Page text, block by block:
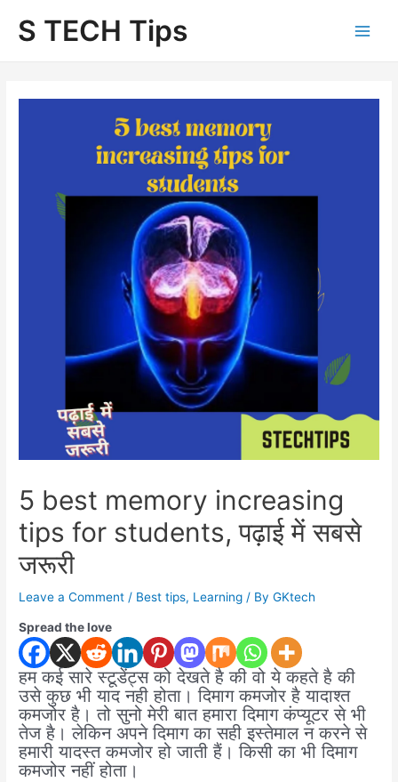
contentS TECH Tips
5 best memory increasing
tips for students, पढ़ाई में सबसे
जरूरी
Leave a Comment / Best tips, Learning / ByGKtech
Spread the love
हम कई सारे स्टूडेंट्स को देखते है की वो ये कहते है की
उसे कुछ भी याद नही होता। दिमाग कमजोर है यादाश्त
कमजोर है। तो सुनो मेरी बात हमारा दिमाग कंप्यूटर से भी
तेज है। लेकिन अपने दिमाग का सही इस्तेमाल न करने से
हमारी यादस्त कमजोर हो जाती हैं। किसी का भी दिमाग
कमजोर नहीं होता।